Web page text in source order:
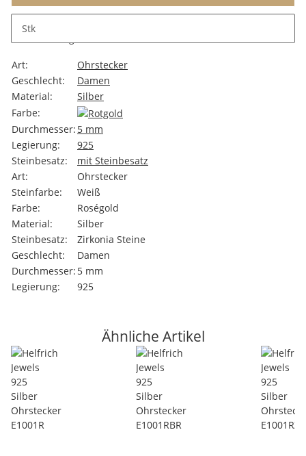
Stk
Art:
Ohrstecker
Geschlecht:
Damen
Material:
Silber
Farbe:
Durchmesser: 5 mm
Legierung:
925
Steinbesatz:
mit Steinbesatz
Art:
Ohrstecker
Steinfarbe:
Weiß
Farbe:
Roségold
Material:
Silber
Steinbesatz:
Zirkonia Steine
Geschlecht:
Damen
Durchmesser: 5 mm
Legierung:
925
Ähnliche Artikel